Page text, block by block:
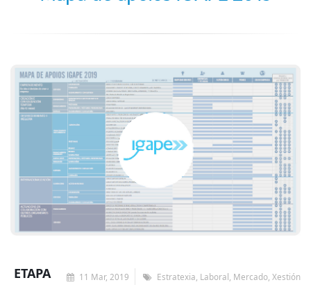
11 Mar, 2019 Estratexia, Laboral, Mercado, Xestión
ETAPA